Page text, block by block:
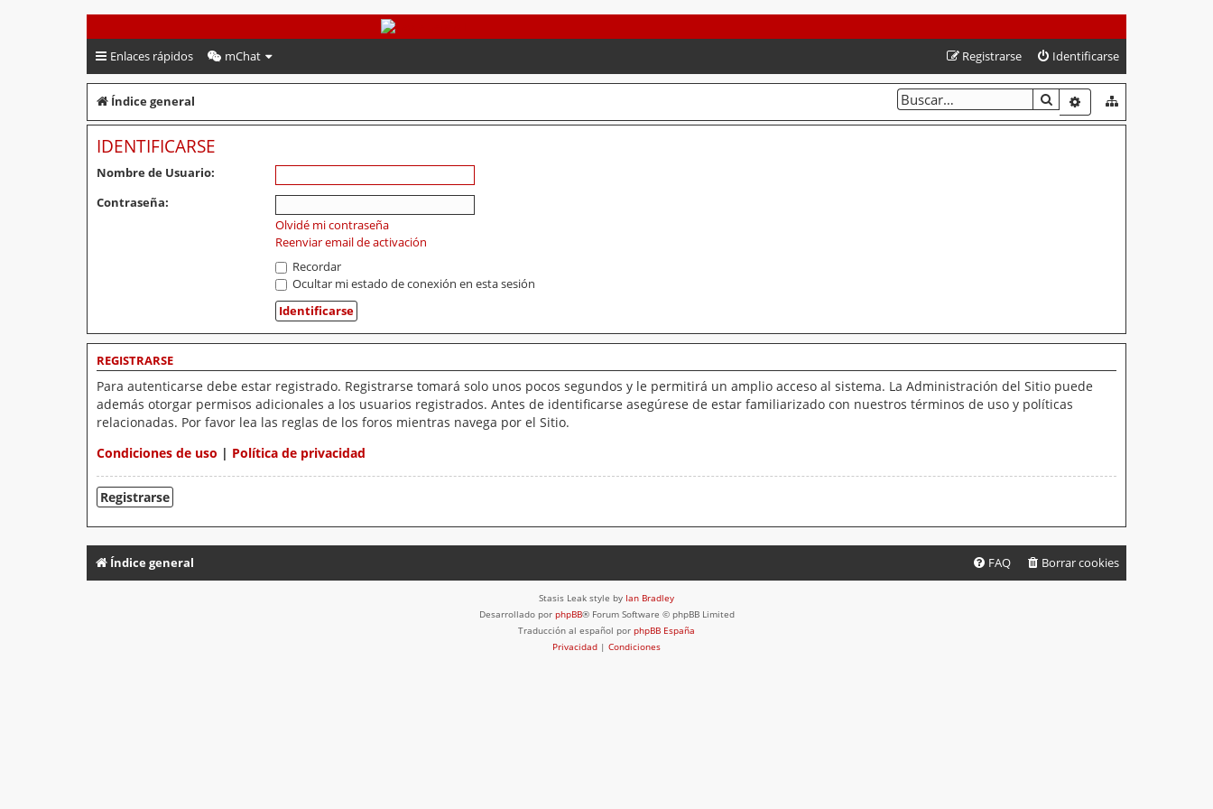
PeruVoley.com
Enlaces rápidos mChat Identificarse
Registrarse
Índice general BUSCARBÚSQUEDA
IDENTIFICARSE
Nombre de Usuario:
Contraseña:
Olvidé mi contraseña
Reenviar email de activación
Recordar
Ocultar mi estado de conexión en esta sesión
REGISTRARSE
Para autenticarse debe estar registrado. Registrarse tomará solo unos pocos segundos y le permitirá un amplio acceso al sistema. La Administración del Sitio puede
además otorgar permisos adicionales a los usuarios registrados. Antes de identificarse asegúrese de estar familiarizado con nuestros términos de uso y políticas
relacionadas. Por favor lea las reglas de los foros mientras navega por el Sitio.
Condiciones de uso | Política de privacidad
Registrarse
Índice general Borrar cookies
FAQ
Stasis Leak style by Ian Bradley
Desarrollado por phpBB® Forum Software © phpBB Limited
Traducción al español por phpBB España
Privacidad | Condiciones